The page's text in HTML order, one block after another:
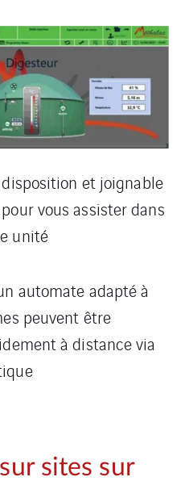
et joignable
vous assister dans
unité
automate adapté à
peuvent être
à distance via
sites sur